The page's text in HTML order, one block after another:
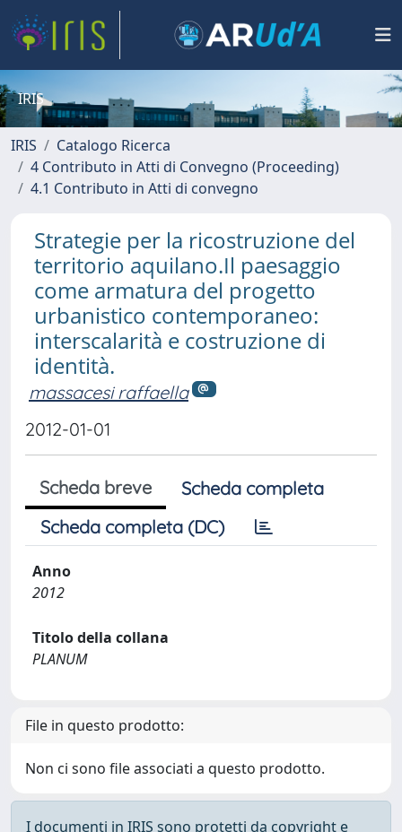
IRIS
IRIS
Catalogo Ricerca
4 Contributo in Atti di Convegno (Proceeding)
4.1 Contributo in Atti di convegno
Strategie per la ricostruzione del
territorio aquilano.Il paesaggio
come armatura del progetto
urbanistico contemporaneo:
interscalarità e costruzione di
identità.
massacesi raffaella
2012-01-01
Scheda breve
Scheda completa
Scheda completa (DC)
Anno
2012
Titolo della collana
PLANUM
File in questo prodotto:
Non ci sono file associati a questo prodotto.
I documenti in IRIS sono protetti da copyright e